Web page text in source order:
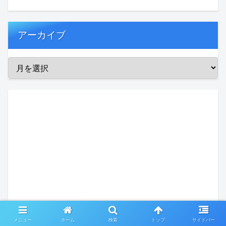
アーカイブ
メニュー ホーム 検索 トップ サイドバー